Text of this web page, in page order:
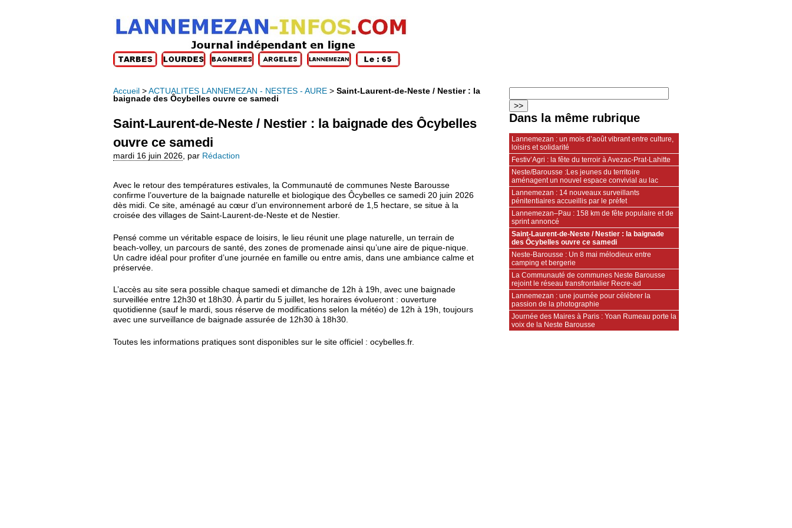
Accueil > ACTUALITES LANNEMEZAN - NESTES - AURE > Saint-Laurent-de-Neste / Nestier : la
baignade des Ôcybelles ouvre ce samedi
Saint-Laurent-de-Neste / Nestier : la baignade des Ôcybelles
ouvre ce samedi
mardi 16 juin 2026 par Rédaction
Avec le retour des températures estivales, la Communauté de communes Neste Barousse
confirme l’ouverture de la baignade naturelle et biologique des Ôcybelles ce samedi 20 juin 2026
dès midi. Ce site, aménagé au cœur d’un environnement arboré de 1,5 hectare, se situe à la
croisée des villages de Saint-Laurent-de-Neste et de Nestier.
Pensé comme un véritable espace de loisirs, le lieu réunit une plage naturelle, un terrain de
beach-volley, un parcours de santé, des zones de promenade ainsi qu’une aire de pique-nique.
Un cadre idéal pour profiter d’une journée en famille ou entre amis, dans une ambiance calme et
préservée.
L’accès au site sera possible chaque samedi et dimanche de 12h à 19h, avec une baignade
surveillée entre 12h30 et 18h30. À partir du 5 juillet, les horaires évolueront : ouverture
quotidienne (sauf le mardi, sous réserve de modifications selon la météo) de 12h à 19h, toujours
avec une surveillance de baignade assurée de 12h30 à 18h30.
Toutes les informations pratiques sont disponibles sur le site officiel : ocybelles.fr.
Dans la même rubrique
Lannemezan : un mois d’août vibrant entre culture,
loisirs et solidarité
Festiv’Agri : la fête du terroir à Avezac-Prat-Lahitte
Neste/Barousse :Les jeunes du territoire
aménagent un nouvel espace convivial au lac
Lannemezan : 14 nouveaux surveillants
pénitentiaires accueillis par le préfet
Lannemezan–Pau : 158 km de fête populaire et de
sprint annoncé
Saint-Laurent-de-Neste / Nestier : la baignade
des Ôcybelles ouvre ce samedi
Neste-Barousse : Un 8 mai mélodieux entre
camping et bergerie
La Communauté de communes Neste Barousse
rejoint le réseau transfrontalier Recre-ad
Lannemezan : une journée pour célébrer la
passion de la photographie
Journée des Maires à Paris : Yoan Rumeau porte la
voix de la Neste Barousse